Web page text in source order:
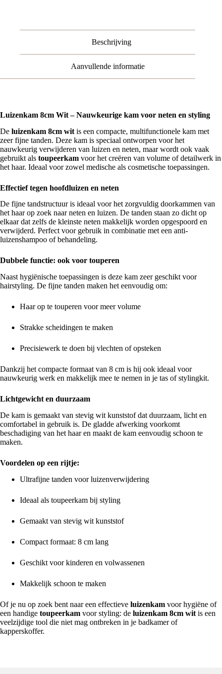
Beschrijving
Aanvullende informatie
Luizenkam 8cm Wit – Nauwkeurige kam voor neten en styling
De luizenkam 8cm wit is een compacte, multifunctionele kam met
zeer fijne tanden. Deze kam is speciaal ontworpen voor het
nauwkeurig verwijderen van luizen en neten, maar wordt ook vaak
gebruikt als toupeerkam voor het creëren van volume of detailwerk in
het haar. Ideaal voor zowel medische als cosmetische toepassingen.
Effectief tegen hoofdluizen en neten
De fijne tandstructuur is ideaal voor het zorgvuldig doorkammen van
het haar op zoek naar neten en luizen. De tanden staan zo dicht op
elkaar dat zelfs de kleinste neten makkelijk worden opgespoord en
verwijderd. Perfect voor gebruik in combinatie met een anti-
luizenshampoo of behandeling.
Dubbele functie: ook voor touperen
Naast hygiënische toepassingen is deze kam zeer geschikt voor
hairstyling. De fijne tanden maken het eenvoudig om:
Haar op te touperen voor meer volume
Strakke scheidingen te maken
Precisiewerk te doen bij vlechten of opsteken
Dankzij het compacte formaat van 8 cm is hij ook ideaal voor
nauwkeurig werk en makkelijk mee te nemen in je tas of stylingkit.
Lichtgewicht en duurzaam
De kam is gemaakt van stevig wit kunststof dat duurzaam, licht en
comfortabel in gebruik is. De gladde afwerking voorkomt
beschadiging van het haar en maakt de kam eenvoudig schoon te
maken.
Voordelen op een rijtje:
Ultrafijne tanden voor luizenverwijdering
Ideaal als toupeerkam bij styling
Gemaakt van stevig wit kunststof
Compact formaat: 8 cm lang
Geschikt voor kinderen en volwassenen
Makkelijk schoon te maken
Of je nu op zoek bent naar een effectieve luizenkam voor hygiëne of
een handige toupeerkam voor styling: de luizenkam 8cm wit is een
veelzijdige tool die niet mag ontbreken in je badkamer of
kapperskoffer.